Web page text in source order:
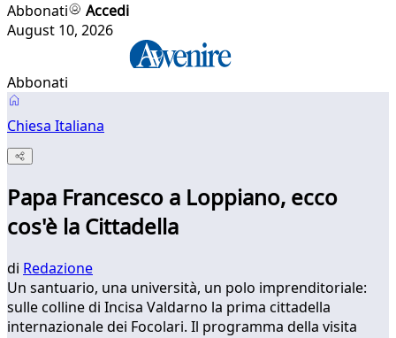
Abbonati
Accedi
August 10, 2026
Abbonati
Chiesa Italiana
Papa Francesco a Loppiano, ecco
cos'è la Cittadella
di Redazione
Un santuario, una università, un polo imprenditoriale:
sulle colline di Incisa Valdarno la prima cittadella
internazionale dei Focolari. Il programma della visita